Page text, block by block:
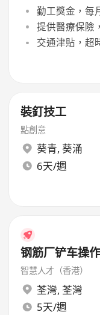
勤工獎金，每
提供醫療保險
交通津貼，超
裝釘技工
點創意
葵青, 葵涌
6天/週
钢筋厂铲车操
智慧人才（香港）
荃灣, 荃灣
5天/週